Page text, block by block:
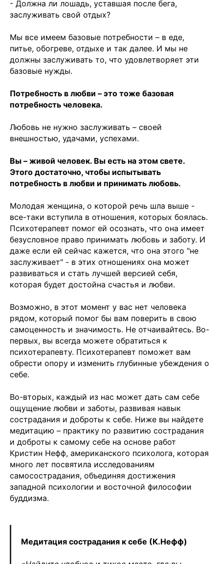
- Должна ли лошадь, уставшая после бега,
заслуживать свой отдых?
Мы все имеем базовые потребности – в еде,
питье, обогреве, отдыхе и так далее. И мы не
должны заслуживать то, что удовлетворяет эти
базовые нужды.
Потребность в любви – это тоже базовая
потребность человека.
Любовь не нужно заслуживать – своей
внешностью, удачами, успехами.
Вы – живой человек. Вы есть на этом свете.
Этого достаточно, чтобы испытывать
потребность в любви и принимать любовь.
Молодая женщина, о которой речь шла выше -
все-таки вступила в отношения, которых боялась.
Психотерапевт помог ей осознать, что она имеет
безусловное право принимать любовь и заботу. И
даже если ей сейчас кажется, что она этого "не
заслуживает" - в этих отношениях она может
развиваться и стать лучшей версией себя,
которая будет достойна счастья и любви.
Возможно, в этот момент у вас нет человека
рядом, который помог бы вам поверить в свою
самоценность и значимость. Не отчаивайтесь. Во-
первых, вы всегда можете обратиться к
психотерапевту. Психотерапевт поможет вам
обрести опору и изменить глубинные убеждения о
себе.
Во-вторых, каждый из нас может дать сам себе
ощущение любви и заботы, развивая навык
сострадания и доброты к себе. Ниже вы найдете
медитацию – практику по развитию сострадания
и доброты к самому себе на основе работ
Кристин Нефф, американского психолога, которая
много лет посвятила исследованиям
самосострадания, объединяя достижения
западной психологии и восточной философии
буддизма.
Медитация сострадания к себе (К.Нефф)